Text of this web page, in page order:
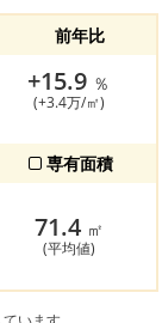
前年比
+15.9 ％
(+3.4万/㎡)
専有面積
71.4 ㎡
(平均値)